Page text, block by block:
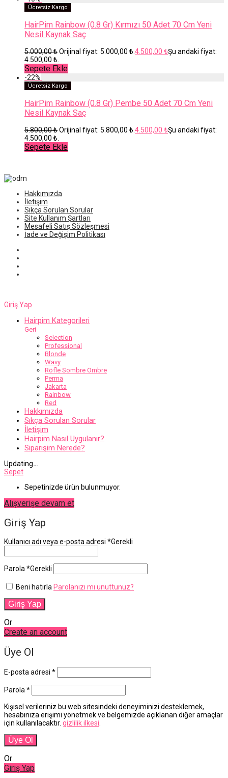
Ücretsiz Kargo
HairPim Rainbow (0.8 Gr) Kırmızı 50 Adet 70 Cm Yeni
Nesil Kaynak Saç
5.000,00₺Orijinal fiyat: 5.000,00 ₺.4.500,00 ₺Şu andaki fiyat:
4.500,00 ₺.
Sepete Ekle
-22%
Ücretsiz Kargo
HairPim Rainbow (0.8 Gr) Pembe 50 Adet 70 Cm Yeni
Nesil Kaynak Saç
5.800,00₺Orijinal fiyat: 5.800,00 ₺.4.500,00 ₺Şu andaki fiyat:
4.500,00 ₺.
Sepete Ekle
Hakkımızda
İletişim
Sıkça Sorulan Sorular
Site Kullanım Şartları
Mesafeli Satış Sözleşmesi
İade ve Değişim Politikası
Giriş Yap
Hairpim Kategorileri
Geri
Selection
Professional
Blonde
Wavy
Röfle Sombre Ombre
Perma
Jakarta
Rainbow
Red
Hakkımızda
Sıkça Sorulan Sorular
İletişim
Hairpim Nasıl Uygulanır?
Siparişim Nerede?
Updating…
Sepet
Sepetinizde ürün bulunmuyor.
Alışverişe devam et
Giriş Yap
Kullanıcı adı veya e-posta adresi *Gerekli
Parola*Gerekli
Beni hatırla Parolanızı mı unuttunuz?
Giriş Yap
Or
Create an account
Üye Ol
E-posta adresi *
Parola *
Kişisel verileriniz bu web sitesindeki deneyiminizi desteklemek,
hesabınıza erişimi yönetmek ve belgemizde açıklanan diğer amaçlar
için kullanılacaktır. gizlilik ilkesi
Üye Ol
Or
Giriş Yap